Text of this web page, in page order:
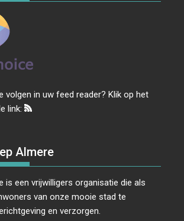
volgen in uw feed reader? Klik op het
link:
Almere
is een vrijwilligers organisatie die als
van onze mooie stad te
en verzorgen.